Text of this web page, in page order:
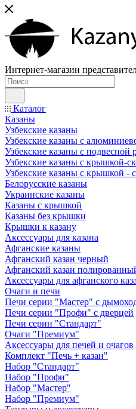
Интернет-магазин
Каталог
Казаны
Узбекские казаны
Узбекские казаны с
Узбекские казаны с подвесной
Узбекские казаны с крышкой-
Узбекские казаны с крышкой -
Белорусские казаны
Украинские казаны
Казаны с крышкой
Казаны без крышки
Крышки к казану
Аксессуары для казана
Афганские казаны
Афганский казан черный
Афганский казан
Аксессуары для афганского
Очаги и печи
Печи серии "Мастер" с
Печи серии "Профи" с дверцей
Печи серии "Стандарт"
Очаги "Премиум"
Аксессуары для печей и очагов
Комплект "Печь + казан"
Набор "Стандарт"
Набор "Профи"
Набор "Мастер"
Набор "Премиум"